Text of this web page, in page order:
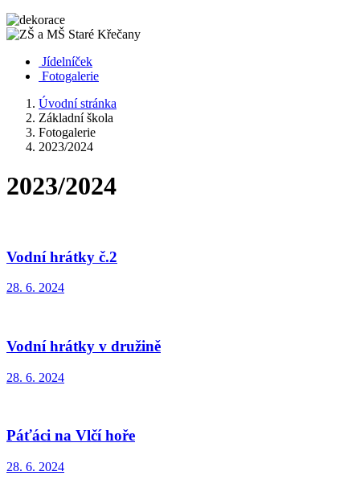
Jídelníček
Fotogalerie
Úvodní stránka
Základní škola
Fotogalerie
2023/2024
2023/2024
Vodní hrátky č.2
28. 6. 2024
Vodní hrátky v družině
28. 6. 2024
Páťáci na Vlčí hoře
28. 6. 2024